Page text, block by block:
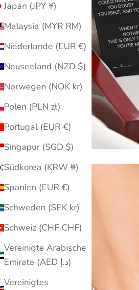
Japan (JPY ¥)
Malaysia (MYR RM)
Niederlande (EUR €)
Neuseeland (NZD $)
Norwegen (NOK kr)
Polen (PLN zł)
Portugal (EUR €)
Singapur (SGD $)
Südkorea (KRW ₩)
Spanien (EUR €)
Schweden (SEK kr)
Schweiz (CHF CHF)
Vereinigte Arabische
Emirate (AED د.إ)
Vereinigtes